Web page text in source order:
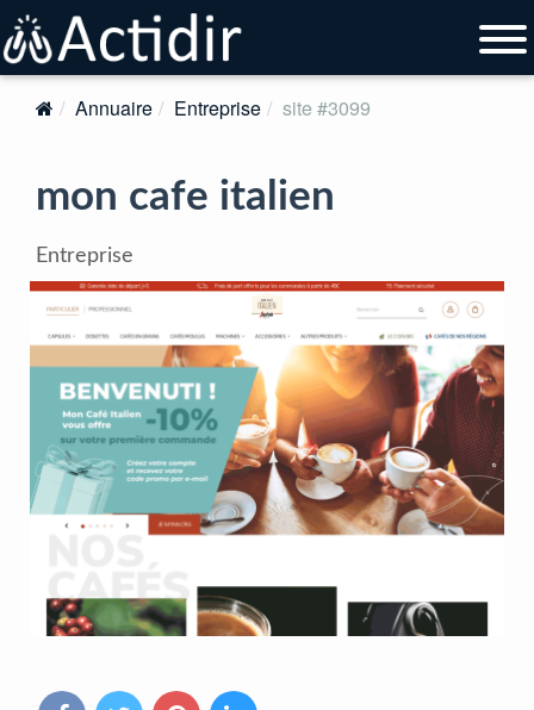
Annuaire Entreprise site #3099
mon cafe italien
Entreprise